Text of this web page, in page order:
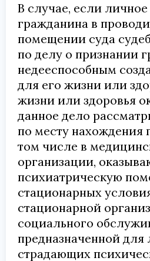
В случае, если личное
гражданина в
помещении суда
по делу о признании
недееспособным
для его жизни или
жизни или здоровья
данное дело
по месту нахождения
том числе в
организации,
психиатрическую
стационарных
стационарной
социального
предназначенной для
страдающих